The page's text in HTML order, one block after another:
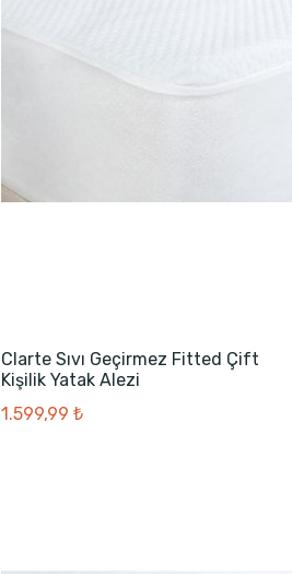
Clarte Sıvı Geçirmez Fitted Çift
Kişilik Yatak Alezi
1.599,99 ₺